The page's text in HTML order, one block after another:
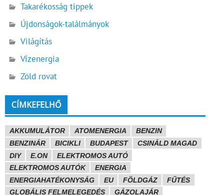
Takarékosság tippek
Újdonságok-találmányok
Világítás
Vízenergia
Zöld rovat
CÍMKEFELHŐ
AKKUMULÁTOR ATOMENERGIA
BENZIN
BENZINÁR
BICIKLI BUDAPEST
CSINÁLD MAGAD
DIY
E.ON
ELEKTROMOS AUTÓ
ELEKTROMOS AUTÓK
ENERGIA
ENERGIAHATÉKONYSÁG
EU FÖLDGÁZ
FŰTÉS
GLOBÁLIS FELMELEGEDÉS
GÁZOLAJÁR